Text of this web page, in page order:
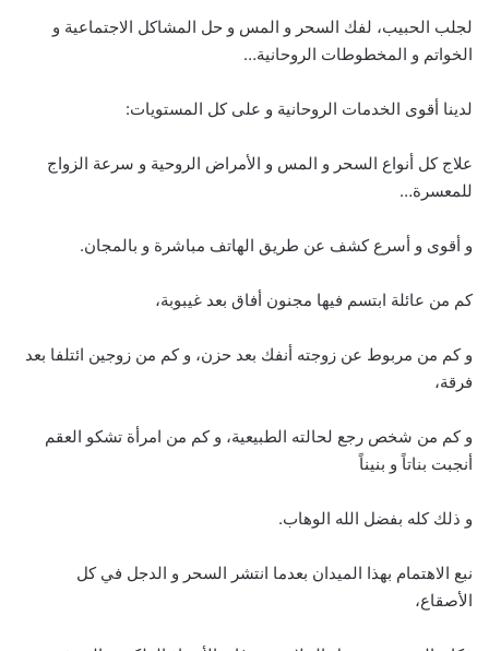
لجلب الحبيب، لفك السحر و المس و حل المشاكل الاجتماعية و
الخواتم و المخطوطات الروحانية…
لدينا أقوى الخدمات الروحانية و على كل المستويات:
علاج كل أنواع السحر و المس و الأمراض الروحية و سرعة الزواج
للمعسرة…
و أقوى و أسرع كشف عن طريق الهاتف مباشرة و بالمجان.
كم من عائلة ابتسم فيها مجنون أفاق بعد غيبوبة،
و كم من مربوط عن زوجته أنفك بعد حزن، و كم من زوجين ائتلفا بعد
فرقة،
و كم من شخص رجع لحالته الطبيعية، و كم من امرأة تشكو العقم
أنجبت بناتاً و بنيناً
و ذلك كله بفضل الله الوهاب.
نبع الاهتمام بهذا الميدان بعدما انتشر السحر و الدجل في كل
الأصقاع،